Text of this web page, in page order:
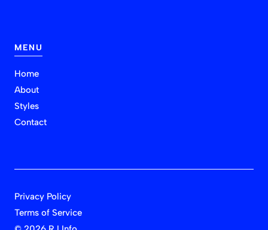
MENU
Home
About
Styles
Contact
Privacy Policy
Terms of Service